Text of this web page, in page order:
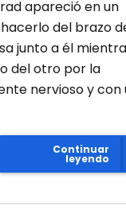
apareció en un
del brazo
junto a él
del otro por la
nervioso y con
Continuar
leyendo